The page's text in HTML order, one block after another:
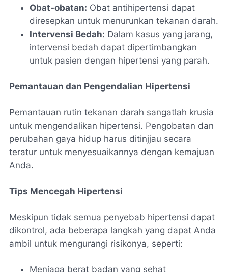
Obat-obatan: Obat antihipertensi dapat
diresepkan untuk menurunkan tekanan darah.
Intervensi Bedah: Dalam kasus yang jarang,
intervensi bedah dapat dipertimbangkan
untuk pasien dengan hipertensi yang parah.
Pemantauan dan Pengendalian Hipertensi
Pemantauan rutin tekanan darah sangatlah krusia
untuk mengendalikan hipertensi. Pengobatan dan
perubahan gaya hidup harus ditinjjau secara
teratur untuk menyesuaikannya dengan kemajuan
Anda.
Tips Mencegah Hipertensi
Meskipun tidak semua penyebab hipertensi dapat
dikontrol, ada beberapa langkah yang dapat Anda
ambil untuk mengurangi risikonya, seperti:
Menjaga berat badan yang sehat